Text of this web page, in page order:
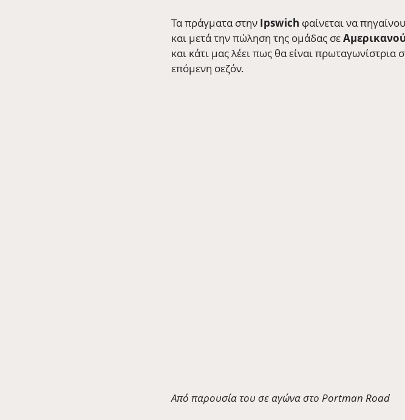
Τα πράγματα στην Ipswich φαίνεται να
και μετά την πώληση της ομάδας σε
και κάτι μας λέει πως θα είναι
επόμενη σεζόν.
Από παρουσία του σε αγώνα στο Portman Road